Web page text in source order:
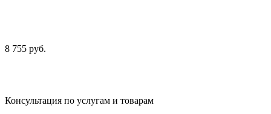
8 755 руб.
Консультация по услугам и товарам